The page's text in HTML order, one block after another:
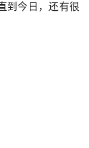
到今日，还有很